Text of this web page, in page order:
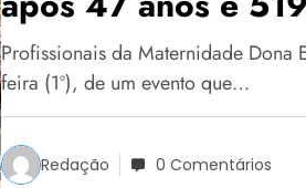
Profissionais da Maternidade Dona
feira (1º), de um evento que…
Redação 0 Comentários